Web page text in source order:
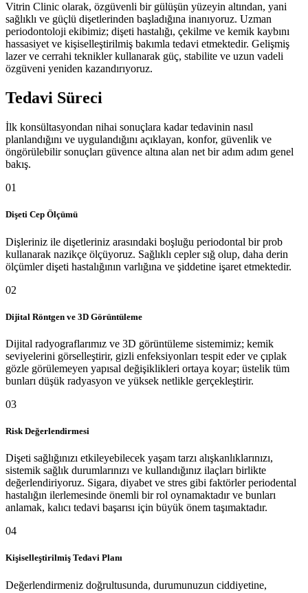
Vitrin Clinic olarak, özgüvenli bir gülüşün yüzeyin altından, yani
sağlıklı ve güçlü dişetlerinden başladığına inanıyoruz. Uzman
periodontoloji ekibimiz; dişeti hastalığı, çekilme ve kemik kaybını
hassasiyet ve kişiselleştirilmiş bakımla tedavi etmektedir. Gelişmiş
lazer ve cerrahi teknikler kullanarak güç, stabilite ve uzun vadeli
özgüveni yeniden kazandırıyoruz.
Tedavi Süreci
İlk konsültasyondan nihai sonuçlara kadar tedavinin nasıl
planlandığını ve uygulandığını açıklayan, konfor, güvenlik ve
öngörülebilir sonuçları güvence altına alan net bir adım adım genel
bakış.
01
Dişeti Cep Ölçümü
Dişleriniz ile dişetleriniz arasındaki boşluğu periodontal bir prob
kullanarak nazikçe ölçüyoruz. Sağlıklı cepler sığ olup, daha derin
ölçümler dişeti hastalığının varlığına ve şiddetine işaret etmektedir.
02
Dijital Röntgen ve 3D Görüntüleme
Dijital radyograflarımız ve 3D görüntüleme sistemimiz; kemik
seviyelerini görselleştirir, gizli enfeksiyonları tespit eder ve çıplak
gözle görülemeyen yapısal değişiklikleri ortaya koyar; üstelik tüm
bunları düşük radyasyon ve yüksek netlikle gerçekleştirir.
03
Risk Değerlendirmesi
Dişeti sağlığınızı etkileyebilecek yaşam tarzı alışkanlıklarınızı,
sistemik sağlık durumlarınızı ve kullandığınız ilaçları birlikte
değerlendiriyoruz. Sigara, diyabet ve stres gibi faktörler periodental
hastalığın ilerlemesinde önemli bir rol oynamaktadır ve bunları
anlamak, kalıcı tedavi başarısı için büyük önem taşımaktadır.
04
Kişiselleştirilmiş Tedavi Planı
Değerlendirmeniz doğrultusunda, durumunuzun ciddiyetine,